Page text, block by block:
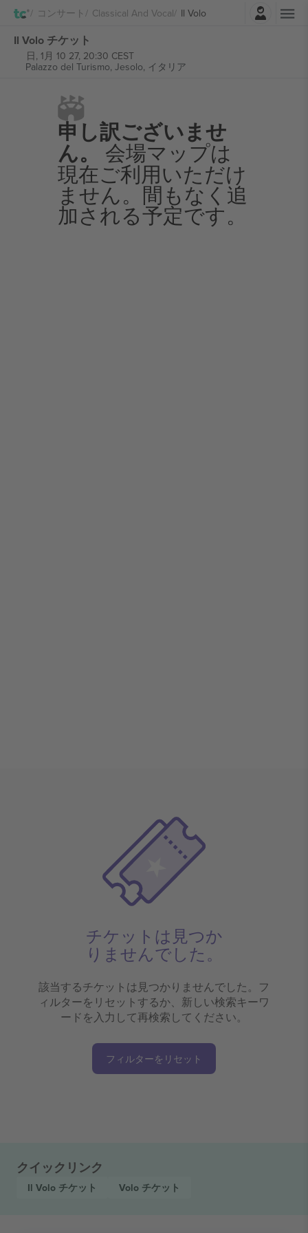
コンサート Classical And Vocal Il Volo
ログイン
Il Volo チケット
日, 1月 10 27, 20:30 CEST
Palazzo del Turismo, Jesolo, イタリア
申し訳ございませ
ん。 会場マップは
現在ご利用いただけ
ません。間もなく追
加される予定です。
チケットは見つか
りませんでした。
該当するチケットは見つかりませんでした。フ
ィルターをリセットするか、新しい検索キーワ
ードを入力して再検索してください。
フィルターをリセット
クイックリンク
Il Volo チケット Volo チケット